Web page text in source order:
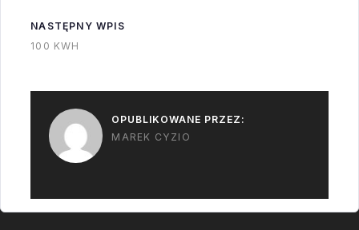
NASTĘPNY WPIS
100 KWH
OPUBLIKOWANE PRZEZ:
MAREK CYZIO